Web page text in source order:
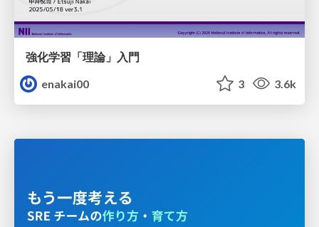
強化学習「理論」入門
enakai00
3 3.6k